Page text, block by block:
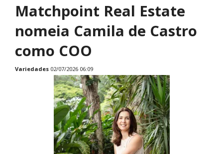
Matchpoint Real Estate
nomeia Camila de Castro
como COO
Variedades 02/07/2026 06:09